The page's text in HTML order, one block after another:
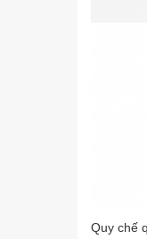
Quy chế